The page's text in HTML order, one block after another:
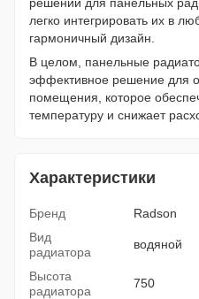
легко интегрировать их в
гармоничный дизайн.
В целом, панельные
эффективное решение для
помещения, которое
температуру и снижает
Характеристики
Бренд
Radson
Вид
радиатора
водяной
Высота
радиатора
750